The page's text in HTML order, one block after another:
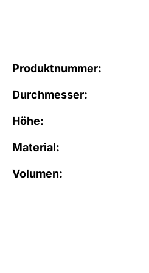
Produktnummer:
Durchmesser:
Höhe:
Material:
Volumen: